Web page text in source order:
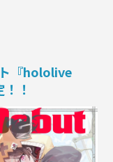
『hololive
！